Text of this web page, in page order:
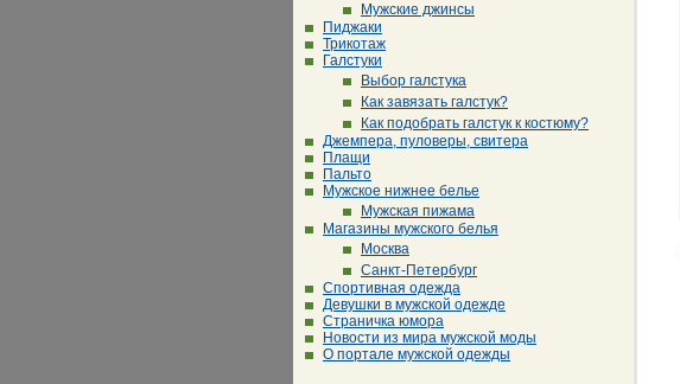
Мужские джинсы
Пиджаки
Трикотаж
Галстуки
Выбор галстука
Как завязать галстук?
Как подобрать галстук к костюму?
Джемпера, пуловеры, свитера
Плащи
Пальто
Мужское нижнее белье
Мужская пижама
Магазины мужского белья
Москва
Санкт-Петербург
Спортивная одежда
Девушки в мужской одежде
Страничка юмора
Новости из мира мужской моды
О портале мужской одежды